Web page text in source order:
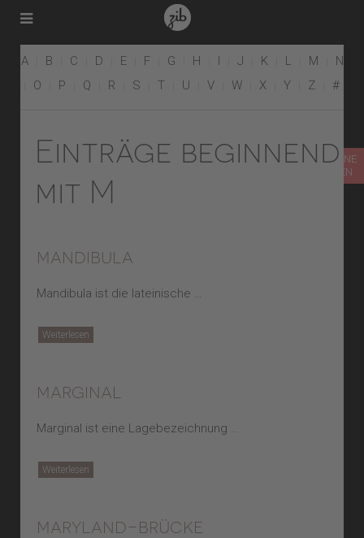
TERMIN ONLINE
VEREINBAREN
A B C D E F G H I J K L M
N
O
P Q R S T U V W X Y Z #
Einträge beginnend
mit M
mandibula
Mandibula ist die lateinische …
Weiterlesen
marginal
Marginal ist eine Lagebezeichnung …
Weiterlesen
maryland-brücke